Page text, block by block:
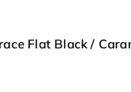
Flat Black /